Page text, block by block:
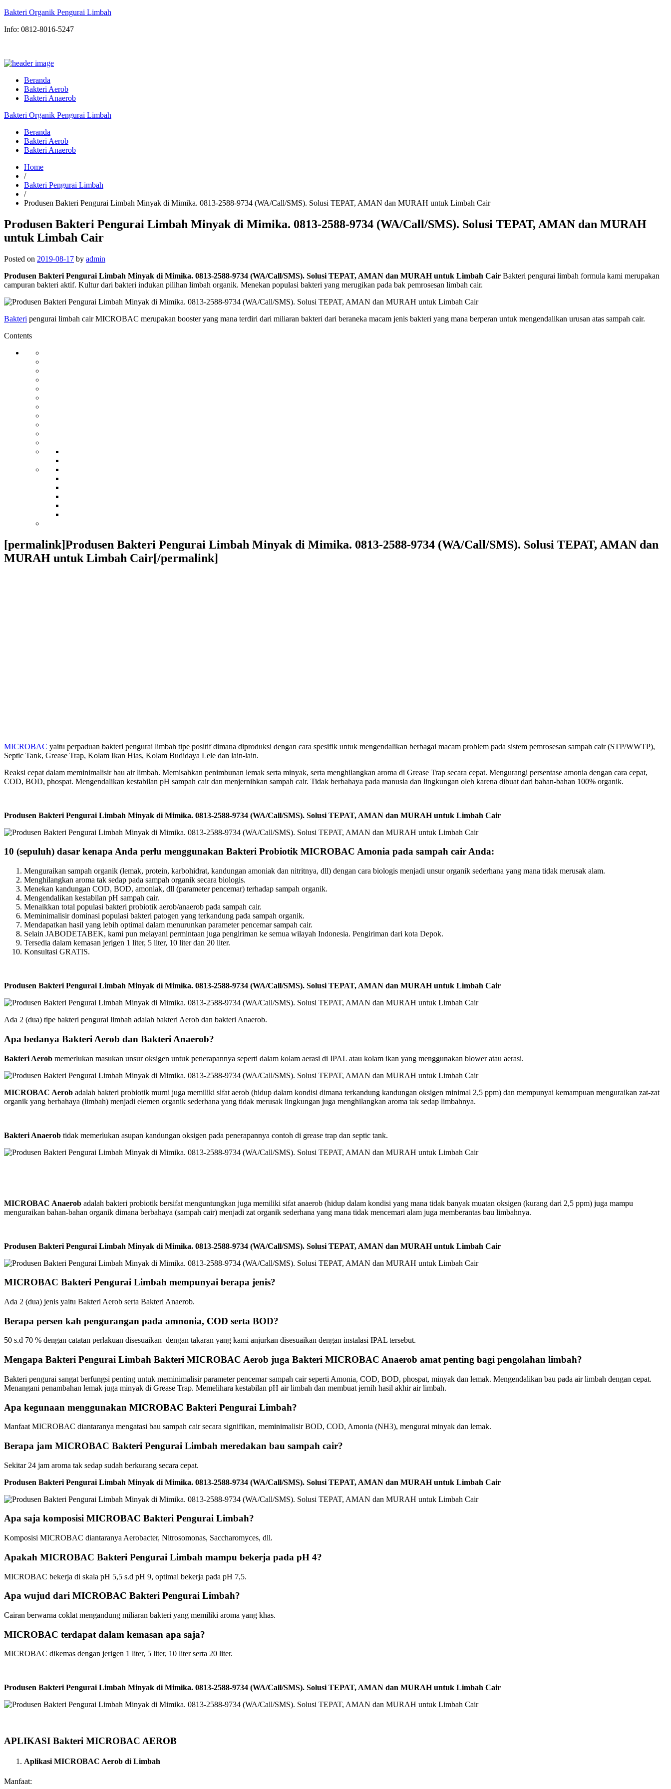
Bakteri Organik Pengurai Limbah
Info: 0812-8016-5247
Beranda
Bakteri Aerob
Bakteri Anaerob
Bakteri Organik Pengurai Limbah
Beranda
Bakteri Aerob
Bakteri Anaerob
Home
/
Bakteri Pengurai Limbah
/
Produsen Bakteri Pengurai Limbah Minyak di Mimika. 0813-2588-9734 (WA/Call/SMS). Solusi TEPAT, AMAN dan MURAH untuk Limbah Cair
Produsen Bakteri Pengurai Limbah Minyak di Mimika. 0813-2588-9734 (WA/Call/SMS). Solusi TEPAT, AMAN dan MURAH
untuk Limbah Cair
Posted on 2019-08-17 by admin
Produsen Bakteri Pengurai Limbah Minyak di Mimika. 0813-2588-9734 (WA/Call/SMS). Solusi TEPAT, AMAN dan MURAH untuk Limbah Cair Bakteri pengurai limbah formula kami merupakan
campuran bakteri aktif. Kultur dari bakteri indukan pilihan limbah organik. Menekan populasi bakteri yang merugikan pada bak pemrosesan limbah cair.
Bakteri pengurai limbah cair MICROBAC merupakan booster yang mana terdiri dari miliaran bakteri dari beraneka macam jenis bakteri yang mana berperan untuk mengendalikan urusan atas sampah cair.
Contents
[permalink]Produsen Bakteri Pengurai Limbah Minyak di Mimika. 0813-2588-9734 (WA/Call/SMS). Solusi TEPAT, AMAN dan
MURAH untuk Limbah Cair[/permalink]
MICROBAC yaitu perpaduan bakteri pengurai limbah tipe positif dimana diproduksi dengan cara spesifik untuk mengendalikan berbagai macam problem pada sistem pemrosesan sampah cair (STP/WWTP),
Septic Tank, Grease Trap, Kolam Ikan Hias, Kolam Budidaya Lele dan lain-lain.
Reaksi cepat dalam meminimalisir bau air limbah. Memisahkan penimbunan lemak serta minyak, serta menghilangkan aroma di Grease Trap secara cepat. Mengurangi persentase amonia dengan cara cepat,
COD, BOD, phospat. Mengendalikan kestabilan pH sampah cair dan menjernihkan sampah cair. Tidak berbahaya pada manusia dan lingkungan oleh karena dibuat dari bahan-bahan 100% organik.
Produsen Bakteri Pengurai Limbah Minyak di Mimika. 0813-2588-9734 (WA/Call/SMS). Solusi TEPAT, AMAN dan MURAH untuk Limbah Cair
10 (sepuluh) dasar kenapa Anda perlu menggunakan Bakteri Probiotik MICROBAC Amonia pada sampah cair Anda:
Menguraikan sampah organik (lemak, protein, karbohidrat, kandungan amoniak dan nitritnya, dll) dengan cara biologis menjadi unsur organik sederhana yang mana tidak merusak alam.
Menghilangkan aroma tak sedap pada sampah organik secara biologis.
Menekan kandungan COD, BOD, amoniak, dll (parameter pencemar) terhadap sampah organik.
Mengendalikan kestabilan pH sampah cair.
Menaikkan total populasi bakteri probiotik aerob/anaerob pada sampah cair.
Meminimalisir dominasi populasi bakteri patogen yang terkandung pada sampah organik.
Mendapatkan hasil yang lebih optimal dalam menurunkan parameter pencemar sampah cair.
Selain JABODETABEK, kami pun melayani permintaan juga pengiriman ke semua wilayah Indonesia. Pengiriman dari kota Depok.
Tersedia dalam kemasan jerigen 1 liter, 5 liter, 10 liter dan 20 liter.
Konsultasi GRATIS.
Produsen Bakteri Pengurai Limbah Minyak di Mimika. 0813-2588-9734 (WA/Call/SMS). Solusi TEPAT, AMAN dan MURAH untuk Limbah Cair
Ada 2 (dua) tipe bakteri pengurai limbah adalah bakteri Aerob dan bakteri Anaerob.
Apa bedanya Bakteri Aerob dan Bakteri Anaerob?
Bakteri Aerob memerlukan masukan unsur oksigen untuk penerapannya seperti dalam kolam aerasi di IPAL atau kolam ikan yang menggunakan blower atau aerasi.
MICROBAC Aerob adalah bakteri probiotik murni juga memiliki sifat aerob (hidup dalam kondisi dimana terkandung kandungan oksigen minimal 2,5 ppm) dan mempunyai kemampuan menguraikan zat-zat
organik yang berbahaya (limbah) menjadi elemen organik sederhana yang tidak merusak lingkungan juga menghilangkan aroma tak sedap limbahnya.
Bakteri Anaerob tidak memerlukan asupan kandungan oksigen pada penerapannya contoh di grease trap dan septic tank.
MICROBAC Anaerob adalah bakteri probiotik bersifat menguntungkan juga memiliki sifat anaerob (hidup dalam kondisi yang mana tidak banyak muatan oksigen (kurang dari 2,5 ppm) juga mampu
menguraikan bahan-bahan organik dimana berbahaya (sampah cair) menjadi zat organik sederhana yang mana tidak mencemari alam juga memberantas bau limbahnya.
Produsen Bakteri Pengurai Limbah Minyak di Mimika. 0813-2588-9734 (WA/Call/SMS). Solusi TEPAT, AMAN dan MURAH untuk Limbah Cair
MICROBAC Bakteri Pengurai Limbah mempunyai berapa jenis?
Ada 2 (dua) jenis yaitu Bakteri Aerob serta Bakteri Anaerob.
Berapa persen kah pengurangan pada amnonia, COD serta BOD?
50 s.d 70 % dengan catatan perlakuan disesuaikan dengan takaran yang kami anjurkan disesuaikan dengan instalasi IPAL tersebut.
Mengapa Bakteri Pengurai Limbah Bakteri MICROBAC Aerob juga Bakteri MICROBAC Anaerob amat penting bagi pengolahan limbah?
Bakteri pengurai sangat berfungsi penting untuk meminimalisir parameter pencemar sampah cair seperti Amonia, COD, BOD, phospat, minyak dan lemak. Mengendalikan bau pada air limbah dengan cepat.
Menangani penambahan lemak juga minyak di Grease Trap. Memelihara kestabilan pH air limbah dan membuat jernih hasil akhir air limbah.
Apa kegunaan menggunakan MICROBAC Bakteri Pengurai Limbah?
Manfaat MICROBAC diantaranya mengatasi bau sampah cair secara signifikan, meminimalisir BOD, COD, Amonia (NH3), mengurai minyak dan lemak.
Berapa jam MICROBAC Bakteri Pengurai Limbah meredakan bau sampah cair?
Sekitar 24 jam aroma tak sedap sudah berkurang secara cepat.
Produsen Bakteri Pengurai Limbah Minyak di Mimika. 0813-2588-9734 (WA/Call/SMS). Solusi TEPAT, AMAN dan MURAH untuk Limbah Cair
Apa saja komposisi MICROBAC Bakteri Pengurai Limbah?
Komposisi MICROBAC diantaranya Aerobacter, Nitrosomonas, Saccharomyces, dll.
Apakah MICROBAC Bakteri Pengurai Limbah mampu bekerja pada pH 4?
MICROBAC bekerja di skala pH 5,5 s.d pH 9, optimal bekerja pada pH 7,5.
Apa wujud dari MICROBAC Bakteri Pengurai Limbah?
Cairan berwarna coklat mengandung miliaran bakteri yang memiliki aroma yang khas.
MICROBAC terdapat dalam kemasan apa saja?
MICROBAC dikemas dengan jerigen 1 liter, 5 liter, 10 liter serta 20 liter.
Produsen Bakteri Pengurai Limbah Minyak di Mimika. 0813-2588-9734 (WA/Call/SMS). Solusi TEPAT, AMAN dan MURAH untuk Limbah Cair
APLIKASI Bakteri MICROBAC AEROB
Aplikasi MICROBAC Aerob di Limbah
Manfaat: